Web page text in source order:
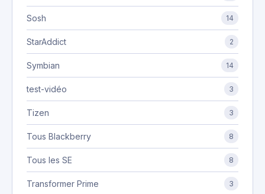
Sosh 14
StarAddict 2
Symbian 14
test-vidéo 3
Tizen 3
Tous Blackberry 8
Tous les SE 8
Transformer Prime 3